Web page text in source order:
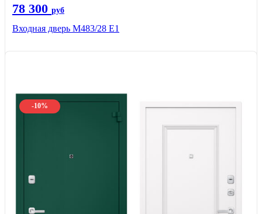
78 300 руб
Входная дверь М483/28 Е1
-10%